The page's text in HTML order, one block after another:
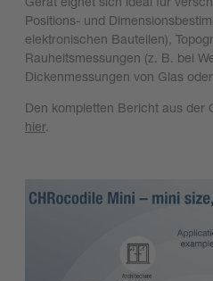
Positions- und
elektronischen Bauteilen),
Rauheitsmessungen (z. B. bei
Dickenmessungen von Glas
Den kompletten Bericht aus der
hier.